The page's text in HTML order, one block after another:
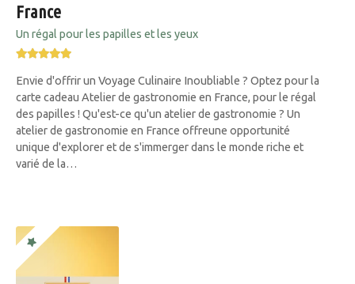
France
Un régal pour les papilles et les yeux
Envie d'offrir un Voyage Culinaire Inoubliable ? Optez pour la
carte cadeau Atelier de gastronomie en France, pour le régal
des papilles ! Qu'est-ce qu'un atelier de gastronomie ? Un
atelier de gastronomie en France offreune opportunité
unique d'explorer et de s'immerger dans le monde riche et
varié de la…